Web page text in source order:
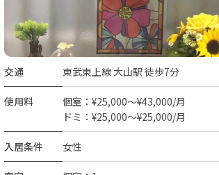
交通 東武東上線 大山駅 徒歩7分
使用料
個室：¥25,000～¥43,000/月
ドミ：¥25,000～¥25,000/月
入居条件 女性